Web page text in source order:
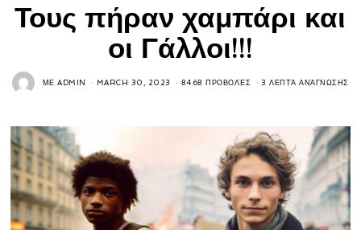
Τους πήραν χαμπάρι και
οι Γάλλοι!!!
ΜΕADMIN MARCH 30, 2023 8468 ΠΡΟΒΟΛΈΣ 3 ΛΕΠΤΆ ΑΝΆΓΝΩΣΗΣ